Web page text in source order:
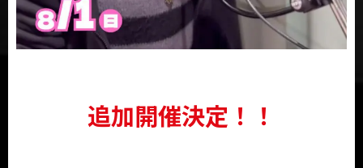
追加開催決定！！